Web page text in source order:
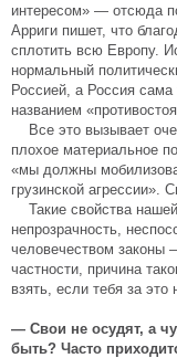
интересом» — отсюда
Арриги пишет, что
сплотить всю Европу.
нормальный
Россией, а Россия
названием
Все это вызывает
плохое материальное
«мы должны
грузинской агрессии».
Такие свойства нашей
непрозрачность,
человечеством
частности, причина
взять, если тебя за это
— Свои не осудят, а
быть? Часто